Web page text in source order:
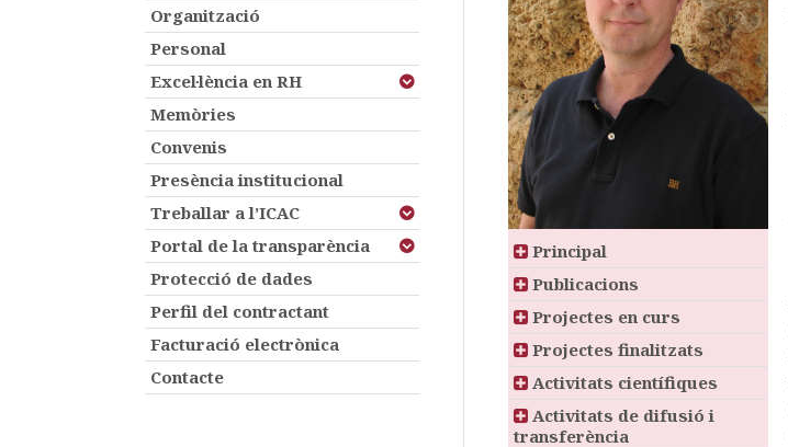
Principal
Publicacions
Projectes en curs
Projectes finalitzats
Activitats científiques
Activitats de difusió i
transferència
Organització
Personal
Excel·lència en RH
Memòries
Convenis
Presència institucional
Treballar a l’ICAC
Portal de la transparència
Protecció de dades
Perfil del contractant
Facturació electrònica
Contacte